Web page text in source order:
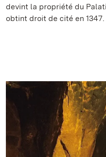
devint la propriété du
obtint droit de cité en 1347.